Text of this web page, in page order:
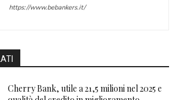
https://www.bebankers.it/
Cherry Bank, utile a 21,5 milioni nel 2025 e